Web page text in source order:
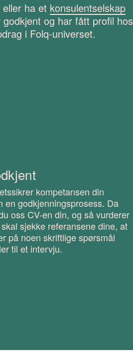
ha et konsulentselskap
og har fått profil hos
i Folq-universet.
kompetansen din
en godkjenningsprosess. Da
oss CV-en din, og så vurderer
sjekke referansene dine, at
på noen skriftlige spørsmål
til et intervju.